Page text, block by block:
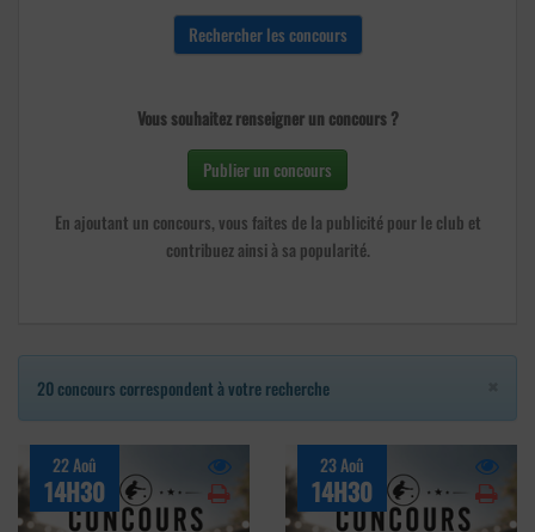
Vous souhaitez renseigner un concours ?
Publier un concours
En ajoutant un concours, vous faites de la publicité pour le club et
contribuez ainsi à sa popularité.
20 concours correspondent à votre recherche
22 Aoû
14H30
23 Aoû
14H30